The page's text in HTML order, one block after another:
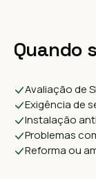
Quando
Avaliação de
Exigência de
Instalação
Problemas
Reforma ou